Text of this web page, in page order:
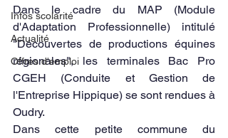
Infos scolarité
Actualité
Offres d'emploi
Dans le cadre du MAP (Module
d'Adaptation Professionnelle) intitulé
"Découvertes de productions équines
régionales", les terminales Bac Pro
CGEH (Conduite et Gestion de
l'Entreprise Hippique) se sont rendues à
Oudry.
Dans cette petite commune du